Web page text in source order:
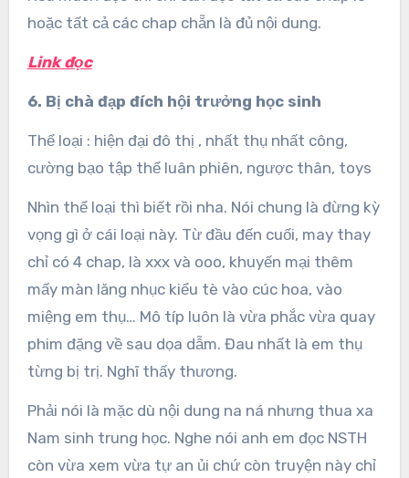
hoặc tất cả các chap chẵn là đủ nội dung.
Link đọc
6. Bị chà đạp đích hội trưởng học sinh
Thể loại : hiện đại đô thị , nhất thụ nhất công,
cường bạo tập thể luân phiên, ngược thân, toys
Nhìn thể loại thì biết rồi nha. Nói chung là đừng kỳ
vọng gì ở cái loại này. Từ đầu đến cuối, may thay
chỉ có 4 chap, là xxx và ooo, khuyến mại thêm
mấy màn lăng nhục kiểu tè vào cúc hoa, vào
miệng em thụ… Mô típ luôn là vừa phắc vừa quay
phim đặng về sau dọa dẫm. Đau nhất là em thụ
từng bị trị. Nghĩ thấy thương.
Phải nói là mặc dù nội dung na ná nhưng thua xa
Nam sinh trung học. Nghe nói anh em đọc NSTH
còn vừa xem vừa tự an ủi chứ còn truyện này chỉ